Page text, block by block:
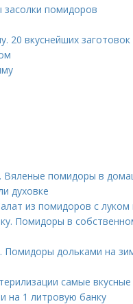
помидоров
20 вкуснейших
помидоры в
духовке
из помидоров с луком
Помидоры в
дольками на
самые вкусные
на 1 литровую банку